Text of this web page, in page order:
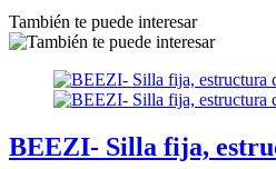
También te puede interesar
BEEZI- Silla fija,